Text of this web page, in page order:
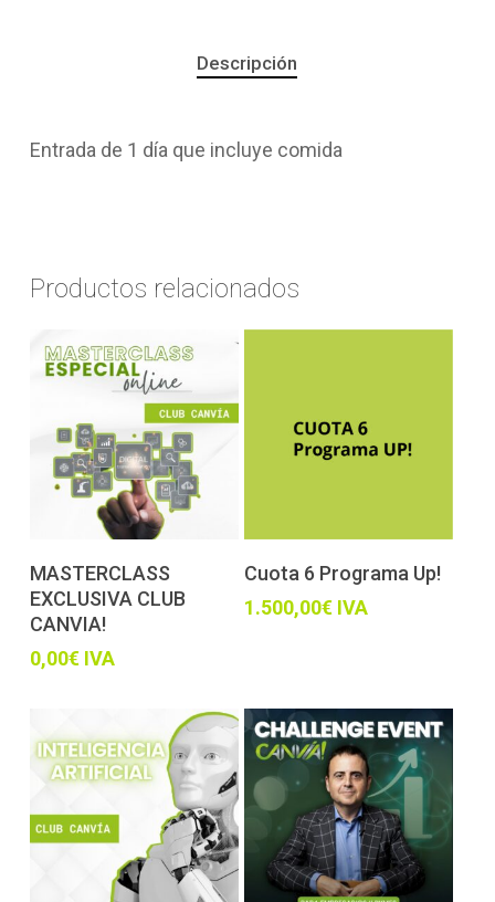
Descripción
Entrada de 1 día que incluye comida
Productos relacionados
MASTERCLASS
EXCLUSIVA CLUB
CANVIA!
0,00€ IVA
Cuota 6 Programa Up!
1.500,00€ IVA